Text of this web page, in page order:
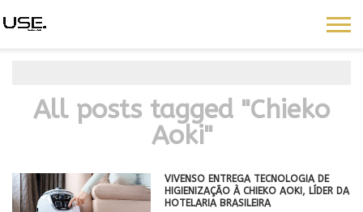
All posts tagged "Chieko
Aoki"
VIVENSO ENTREGA TECNOLOGIA DE
HIGIENIZAÇÃO À CHIEKO AOKI, LÍDER DA
HOTELARIA BRASILEIRA